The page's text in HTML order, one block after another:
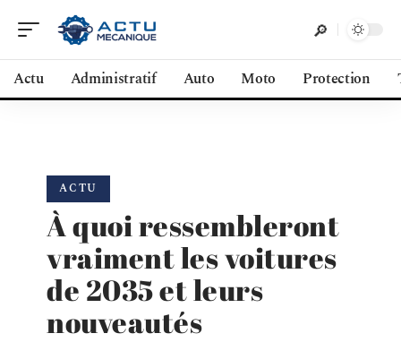
Actu Administratif Auto Moto Protection
ACTU
À quoi ressembleront
vraiment les voitures
de 2035 et leurs
nouveautés